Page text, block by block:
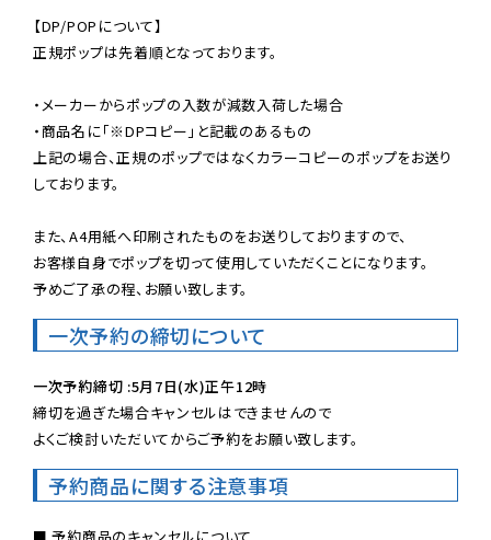
【DP/POPについて】
正規ポップは先着順となっております。
・メーカーからポップの入数が減数入荷した場合
・商品名に「※DPコピー」と記載のあるもの
上記の場合、正規のポップではなくカラーコピーのポップをお送り
しております。
また、A4用紙へ印刷されたものをお送りしておりますので、
お客様自身でポップを切って使用していただくことになります。
予めご了承の程、お願い致します。
一次予約の締切について
一次予約締切 :5月7日(水)正午12時
締切を過ぎた場合キャンセルはできませんので
よくご検討いただいてからご予約をお願い致します。
予約商品に関する注意事項